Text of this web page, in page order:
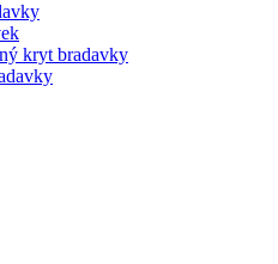
kryt bradavky